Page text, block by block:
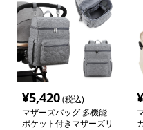
¥5,420(税込)
マザーズバッグ 多機能
ポケット付きマザーズリ
¥